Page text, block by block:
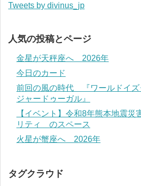
Tweets by divinus_jp
人気の投稿とページ
金星が天秤座へ 2026年
今日のカード
前回の風の時代 『ワールドイズ
ジャードゥーガル』
【イベント】令和8年熊本地震
リティ のスペース
火星が蟹座へ 2026年
タグクラウド